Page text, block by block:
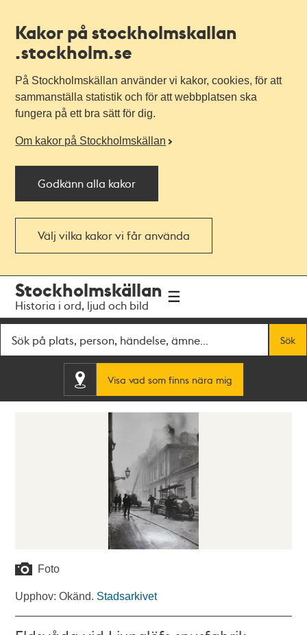
Kakor på stockholmskallan
.stockholm.se
På Stockholmskällan använder vi kakor, cookies, för att
sammanställa statistik och för att webbplatsen ska
fungera på ett bra sätt för dig.
Om kakor på Stockholmskällan
Godkänn alla kakor
Välj vilka kakor vi får använda
navigationen
huvudinnehållet
Stockholmskällan
Historia i ord, ljud och bild
Sök
Visa vad som finns nära mig
Foto
Upphov: Okänd. Stadsarkivet